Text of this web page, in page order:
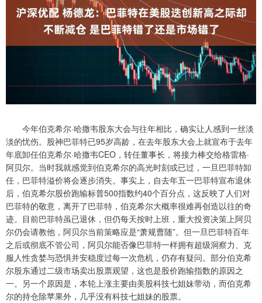
今年伯克希尔·哈撒韦股东大会与往年相比，确实让人感到一丝淡
淡的忧伤。股神巴菲特已95岁高龄，在去年股东大会上就宣布于去年
年底卸任伯克希尔·哈撒韦CEO，转任董事长，将接力棒交给格雷格·
阿贝尔。当时我就感觉到伯克希尔的高光时刻或已过，一旦巴菲特卸
任，巴菲特溢价将会逐步消失。事实上，自去年五一巴菲特宣布退休
后，伯克希尔股价跑输标普500指数约40个百分点，这反映了人们对
巴菲特的敬意，离开了巴菲特，伯克希尔大概率很难再创造以往的奇
迹。目前巴菲特虽已退休，但仍每天按时上班，重大投资决策上阿贝
尔仍会请教他，阿贝尔当前策略应是“萧规曹随”。但一旦巴菲特百年
之后或彻底不管公司，阿贝尔能否像巴菲特一样拥有超级洞察力、克
服人性贪婪与恐惧并安稳度过每一次危机，仍存有疑问。部分伯克希
尔股东通过二级市场卖出股票观望，这也是股价跑输指数的原因之
一。另一个原因是，本轮上涨主要由美股科技七姐妹带动，而伯克希
尔的持仓除苹果外，几乎没有科技七姐妹的股票。